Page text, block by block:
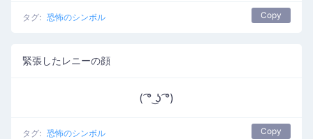
タグ: 恐怖のシンボル Copy
緊張したレニーの顔
( ͡° ͜ʖ ͡°)
タグ: 恐怖のシンボル Copy